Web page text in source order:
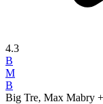
4.3
B
M
B
Big Tre, Max Mabry